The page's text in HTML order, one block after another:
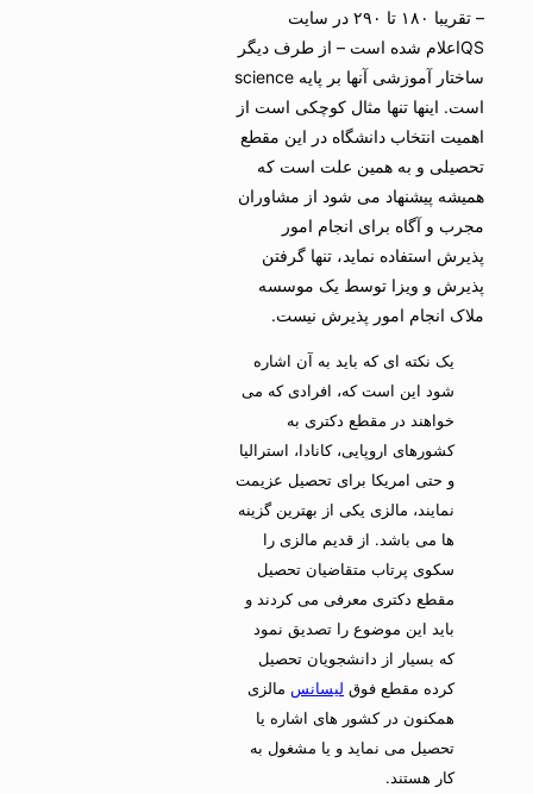
– تقریبا ۱۸۰ تا ۲۹۰ در سایت
QSاعلام شده است – از طرف دیگر
ساختار آموزشی آنها بر پایه science
است. اینها تنها مثال کوچکی است از
اهمیت انتخاب دانشگاه در این مقطع
تحصیلی و به همین علت است که
همیشه پیشنهاد می شود از مشاوران
مجرب و آگاه برای انجام امور
پذیرش استفاده نماید، تنها گرفتن
پذیرش و ویزا توسط یک موسسه
ملاک انجام امور پذیرش نیست.
یک نکته ای که باید به آن اشاره
شود این است که، افرادی که می
خواهند در مقطع دکتری به
کشورهای اروپایی، کانادا، استرالیا
و حتی امریکا برای تحصیل عزیمت
نمایند، مالزی یکی از بهترین گزینه
ها می باشد. از قدیم مالزی را
سکوی پرتاب متقاضیان تحصیل
مقطع دکتری معرفی می کردند و
باید این موضوع را تصدیق نمود
که بسیار از دانشجویان تحصیل
کرده مقطع فوقلیسانسمالزی
همکنون در کشور های اشاره یا
تحصیل می نماید و یا مشغول به
کار هستند.